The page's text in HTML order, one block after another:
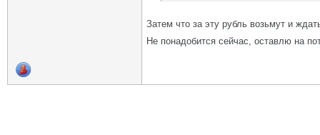
Затем что за эту рубль возьмут и
Не понадобится сейчас, оставлю на